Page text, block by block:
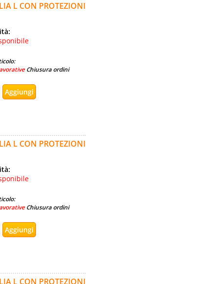
L CON PROTEZIONI
Chiusura ordini
L CON PROTEZIONI
Chiusura ordini
L CON PROTEZIONI